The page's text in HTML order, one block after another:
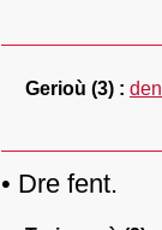
Gerioù (3) den
Dre fent.